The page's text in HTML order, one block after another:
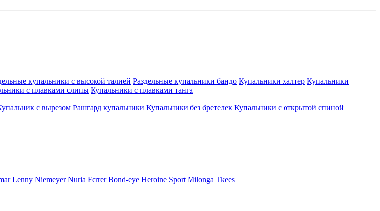
купальники с высокой талией Раздельные купальники бандо Купальники халтер Купальники
с плавками слипы Купальники с плавками танга
с вырезом Рашгард купальники Купальники без бретелек Купальники с открытой спиной
Lenny Niemeyer Nuria Ferrer Bond-eye Heroine Sport Milonga Tkees